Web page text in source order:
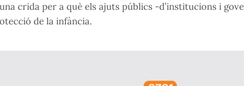
crida per a què els ajuts públics -d’institucions i
de la infància.